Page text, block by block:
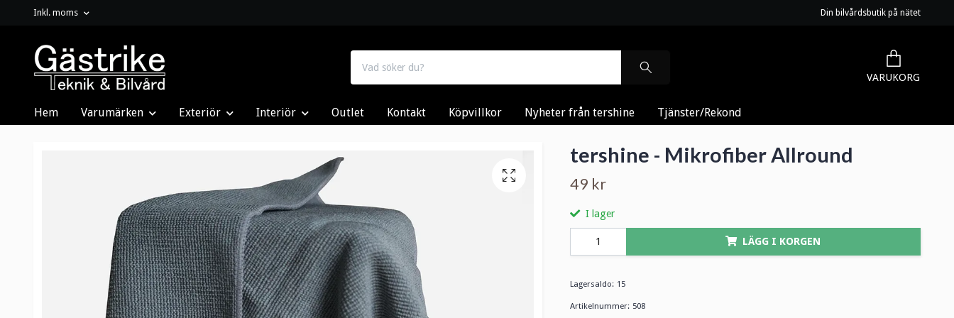
Inkl. moms Din bilvårdsbutik på nätet
VARUKORG
Hem Varumärken Exteriör Interiör Outlet Kontakt Köpvillkor Nyheter från tershine Tjänster/Rekond
tershine - Mikrofiber Allround
49 kr
I lager
LÄGG I KORGEN
Lagersaldo: 15
Artikelnummer: 508